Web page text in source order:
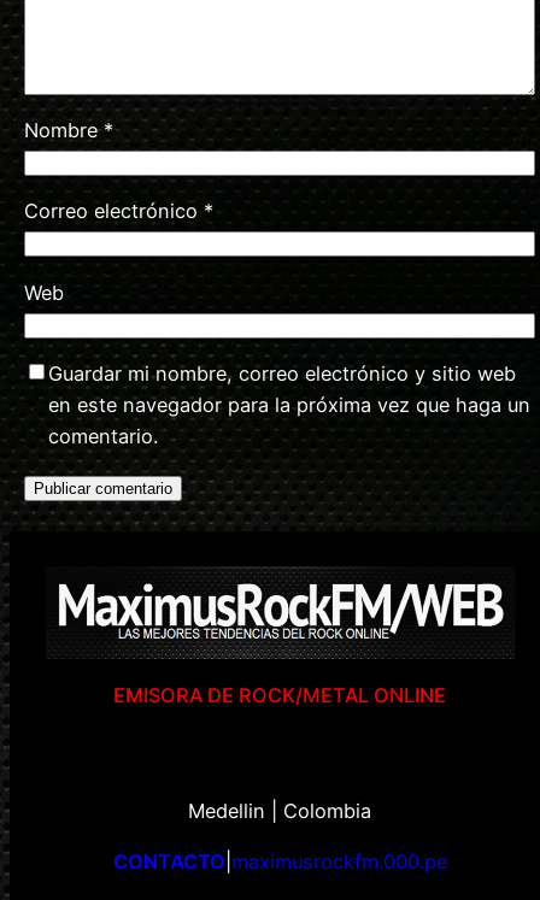
Nombre*
Correo electrónico *
Web
Guardar mi nombre, correo electrónico y sitio web
en este navegador para la próxima vez que haga un
comentario.
EMISORA DE ROCK/METAL ONLINE
Medellin | Colombia
CONTACTO maximusrockfm.000.pe